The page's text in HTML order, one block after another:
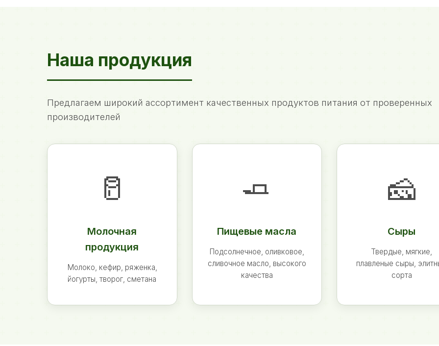
Наша продукция
Предлагаем широкий ассортимент качественных продуктов питания от проверенных
производителей
🥛
Молочная
продукция
Молоко, кефир, ряженка,
йогурты, творог, сметана
🧈
Пищевые масла
Подсолнечное, оливковое,
сливочное масло, высокого
качества
🧀
Сыры
Твердые, мягкие,
плавленые сыры,
сорта